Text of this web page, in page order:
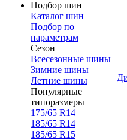
Подбор шин
Каталог шин
Подбор по
параметрам
Сезон
Всесезонные шины
Зимние шины
Летние шины
Популярные
типоразмеры
175/65 R14
185/65 R14
185/65 R15